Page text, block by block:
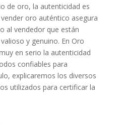
de oro, la autenticidad es
oro auténtico asegura
al vendedor que están
y genuino. En Oro
en serio la autenticidad
confiables para
explicaremos los diversos
utilizados para certificar la